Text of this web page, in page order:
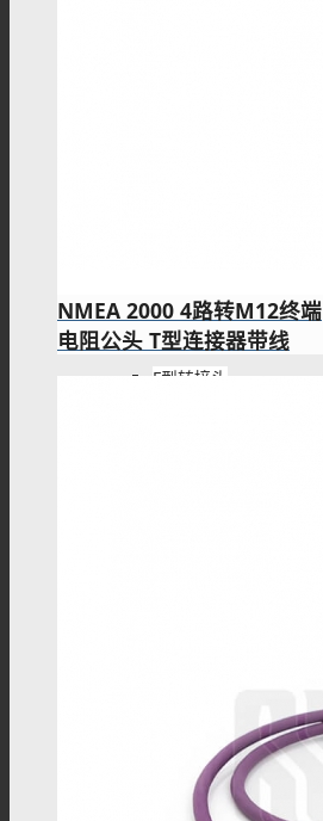
F型转接头
4.3/10转接头
NMEA 2000 4路转M12终端
电阻公头 T型连接器带线